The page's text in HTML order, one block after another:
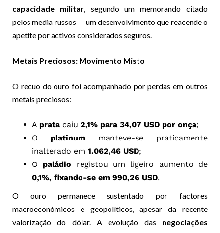
capacidade militar, segundo um memorando citado
pelos media russos — um desenvolvimento que reacende o
apetite por activos considerados seguros.
Metais Preciosos: Movimento Misto
O recuo do ouro foi acompanhado por perdas em outros
metais preciosos:
A prata caiu 2,1% para 34,07 USD por onça;
O platinum manteve-se praticamente
inalterado em 1.062,46 USD;
O paládio registou um ligeiro aumento de
0,1%, fixando-se em 990,26 USD.
O ouro permanece sustentado por factores
macroeconómicos e geopolíticos, apesar da recente
valorização do dólar. A evolução das negociações